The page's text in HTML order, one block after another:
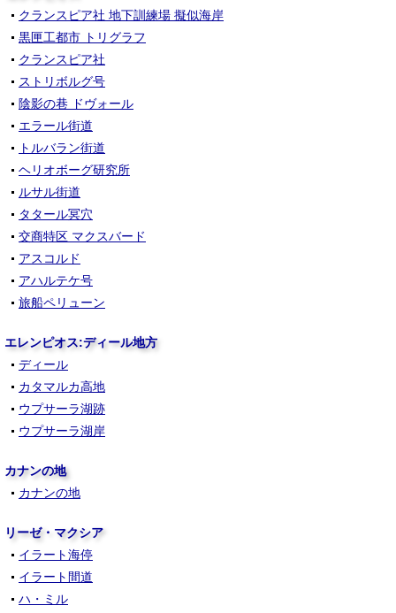
クランスピア社 地下訓練場 擬似海岸
黒匣工都市 トリグラフ
クランスピア社
ストリボルグ号
陰影の巷 ドヴォール
エラール街道
トルバラン街道
ヘリオボーグ研究所
ルサル街道
タタール冥穴
交商特区 マクスバード
アスコルド
アハルテケ号
旅船ペリューン
エレンピオス:ディール地方
ディール
カタマルカ高地
ウプサーラ湖跡
ウプサーラ湖岸
カナンの地
カナンの地
リーゼ・マクシア
イラート海停
イラート間道
ハ・ミル